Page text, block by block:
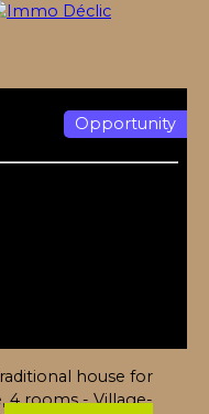
Opportunity